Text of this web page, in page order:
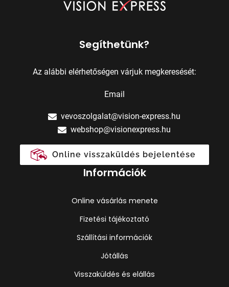
Segíthetünk?
Az alábbi elérhetőségen várjuk megkeresését:
Email
vevoszolgalat@vision-express.hu
webshop@visionexpress.hu
Online visszaküldés bejelentése
Információk
Online vásárlás menete
Fizetési tájékoztató
Szállítási információk
Jótállás
Visszaküldés és elállás